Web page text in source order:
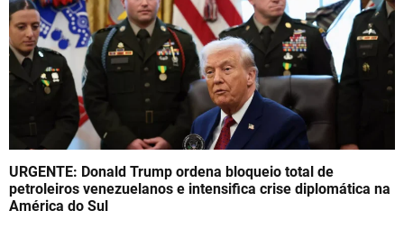
URGENTE: Donald Trump ordena bloqueio total de
petroleiros venezuelanos e intensifica crise diplomática na
América do Sul